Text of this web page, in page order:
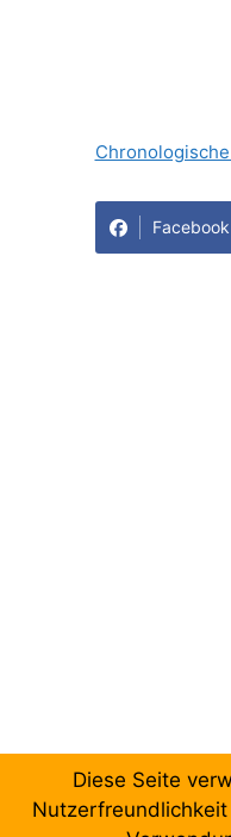
Facebook
Diese Seite